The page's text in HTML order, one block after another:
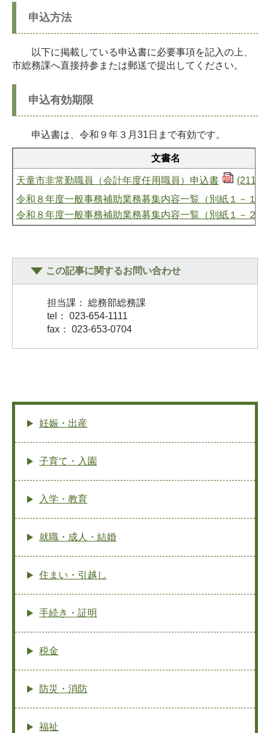
申込方法
以下に掲載している申込書に必要事項を記入の上、
市総務課へ直接持参または郵送で提出してください。
申込有効期限
申込書は、令和９年３月31日まで有効です。
文書名
天童市非常勤職員（会計年度任用職員）申込書
令和８年度一般事務補助業務募集内容一覧（別紙１－１）
令和８年度一般事務補助業務募集内容一覧（別紙１－２）
この記事に関するお問い合わせ
担当課： 総務部総務課
tel： 023-654-1111
fax： 023-653-0704
妊娠・出産
子育て・入園
入学・教育
就職・成人・結婚
住まい・引越し
手続き・証明
税金
防災・消防
福祉